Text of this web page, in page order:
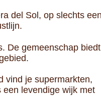
del Sol, op slechts een
De gemeenschap biedt
vind je supermarkten,
levendige wijk met